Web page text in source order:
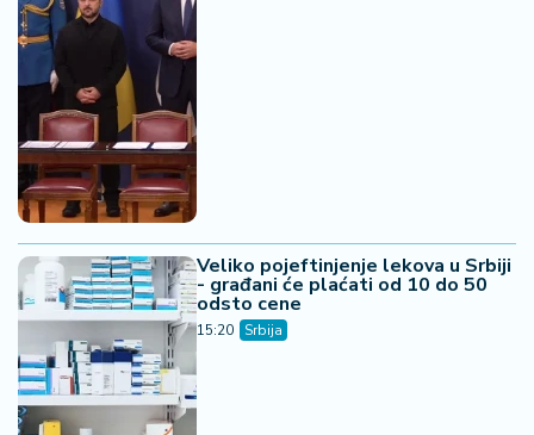
Veliko pojeftinjenje lekova u Srbiji
- građani će plaćati od 10 do 50
odsto cene
15:20 Srbija